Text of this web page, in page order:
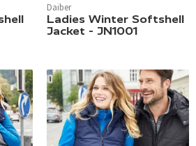
Daiber
Ladies Winter Softshell
Jacket - JN1001